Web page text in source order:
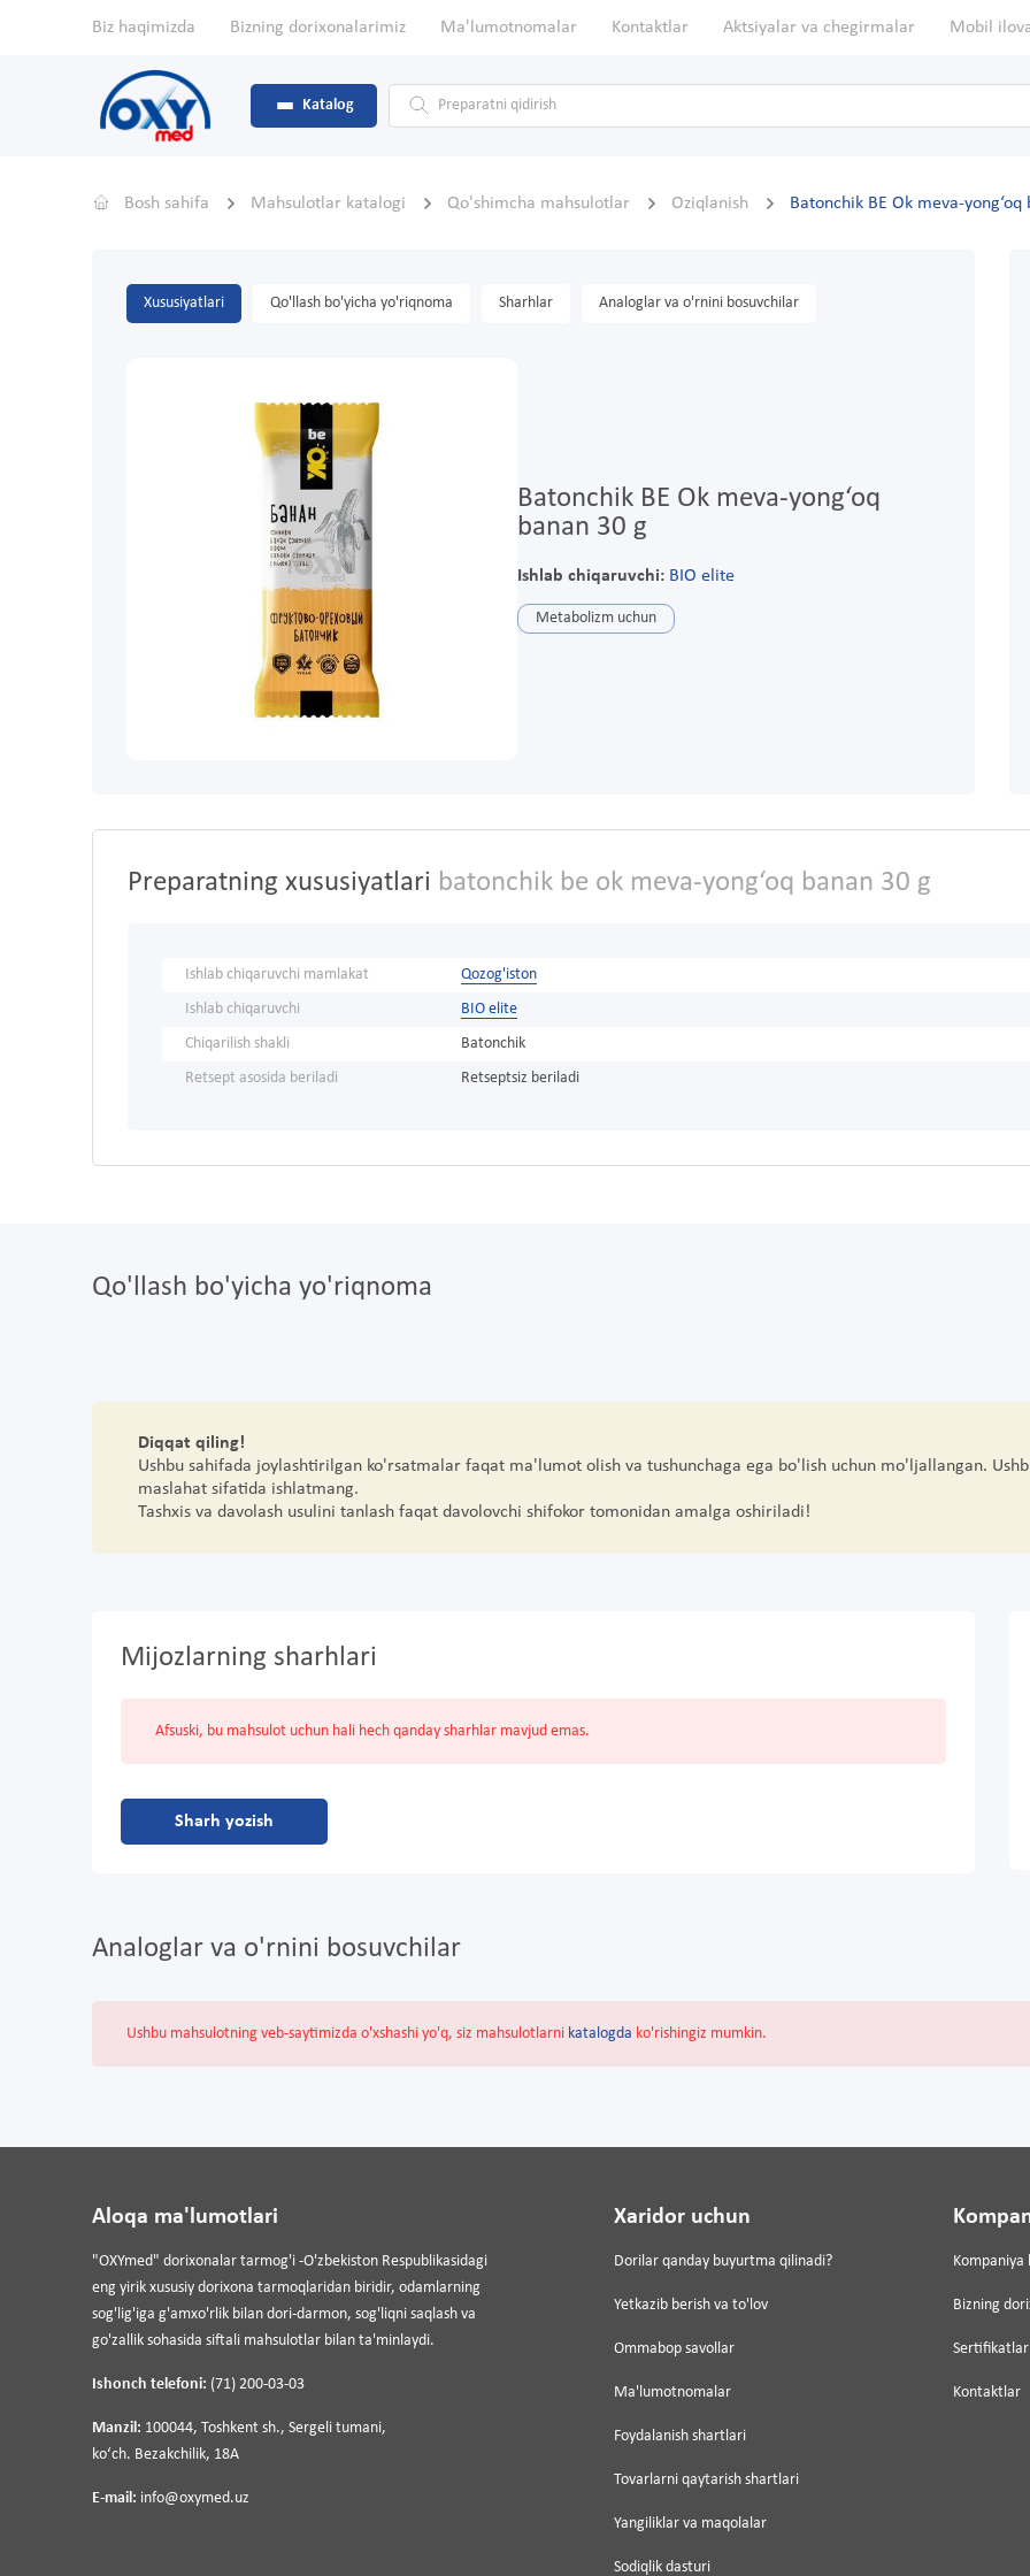
Biz haqimizda Bizning dorixonalarimiz Ma'lumotnomalar Kontaktlar Aktsiyalar va chegirmalar Mobil
Katalog
Bosh sahifa Mahsulotlar katalogi Qo'shimcha mahsulotlar Oziqlanish Batonchik BE Ok meva-yong‘oq
Xususiyatlari Qo'llash bo'yicha yo'riqnoma Sharhlar Analoglar va o'rnini bosuvchilar
Batonchik BE Ok meva-yong‘oq
banan 30 g
Ishlab chiqaruvchi: BIO elite
Metabolizm uchun
Preparatning xususiyatlari batonchik be ok meva-yong‘oq banan 30 g
Ishlab chiqaruvchi mamlakat
Qozog'iston
Ishlab chiqaruvchi
BIO elite
Chiqarilish shakli
Batonchik
Retsept asosida beriladi
Retseptsiz beriladi
Qo'llash bo'yicha yo'riqnoma
Diqqat qiling!
Ushbu sahifada joylashtirilgan ko'rsatmalar faqat ma'lumot olish va tushunchaga ega bo'lish uchun mo'ljallangan.
maslahat sifatida ishlatmang.
Tashxis va davolash usulini tanlash faqat davolovchi shifokor tomonidan amalga oshiriladi!
Mijozlarning sharhlari
Afsuski, bu mahsulot uchun hali hech qanday sharhlar mavjud emas.
Sharh yozish
Analoglar va o'rnini bosuvchilar
Ushbu mahsulotning veb-saytimizda o'xshashi yo'q, siz mahsulotlarni katalogda ko'rishingiz mumkin.
Aloqa ma'lumotlari
"OXYmed" dorixonalar tarmog'i -O'zbekiston Respublikasidagi
eng yirik xususiy dorixona tarmoqlaridan biridir, odamlarning
sog'lig'iga g'amxo'rlik bilan dori-darmon, sog'liqni saqlash va
go'zallik sohasida siftali mahsulotlar bilan ta'minlaydi.
Ishonch telefoni: (71) 200-03-03
Manzil: 100044, Toshkent sh., Sergeli tumani,
koʻch. Bezakchilik, 18A
E-mail: info@oxymed.uz
Xaridor uchun
Dorilar qanday buyurtma qilinadi?
Yetkazib berish va to'lov
Ommabop savollar
Ma'lumotnomalar
Foydalanish shartlari
Tovarlarni qaytarish shartlari
Yangiliklar va maqolalar
Sodiqlik dasturi
Kompaniya
Bizning
Sertifikatlar
Kontaktlar